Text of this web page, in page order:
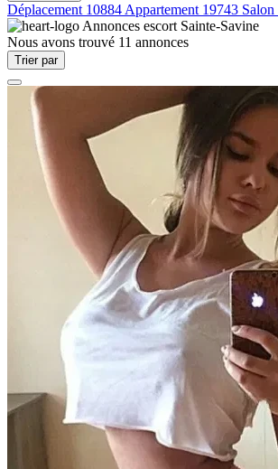
Déplacement 10884 Appartement 19743 Salon
Annonces escort Sainte-Savine
Nous avons trouvé 11 annonces
Trier par